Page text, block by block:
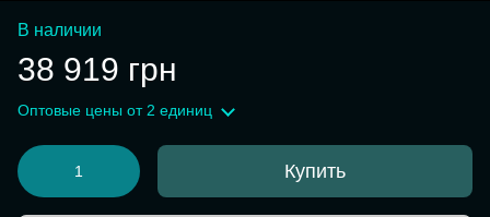
В наличии
38 919 грн
Оптовые цены от 2 единиц
Купить